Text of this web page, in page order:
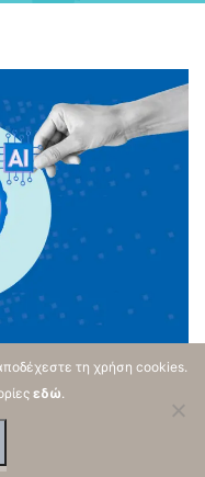
τη χρήση cookies.
εδώ.